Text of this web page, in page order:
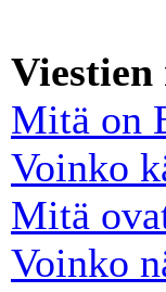
Mitä on
Voinko
Mitä
Voinko